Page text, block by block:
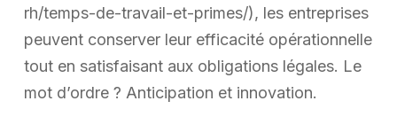
rh/temps-de-travail-et-primes/), les entreprises
peuvent conserver leur efficacité opérationnelle
tout en satisfaisant aux obligations légales. Le
mot d’ordre ? Anticipation et innovation.